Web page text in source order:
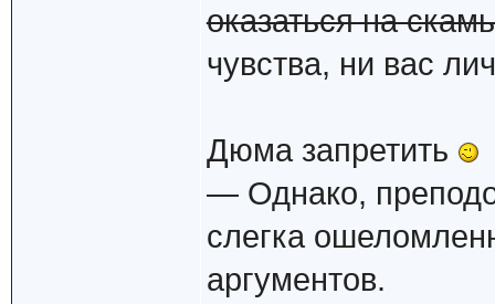
оказаться на
чувства, ни вас
Дюма запретить
— Однако,
слегка
аргументов.